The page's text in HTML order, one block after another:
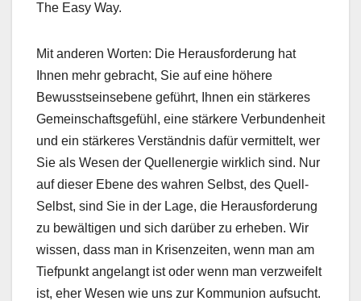
The Easy Way.
Mit anderen Worten: Die Herausforderung hat
Ihnen mehr gebracht, Sie auf eine höhere
Bewusstseinsebene geführt, Ihnen ein stärkeres
Gemeinschaftsgefühl, eine stärkere Verbundenheit
und ein stärkeres Verständnis dafür vermittelt, wer
Sie als Wesen der Quellenergie wirklich sind. Nur
auf dieser Ebene des wahren Selbst, des Quell-
Selbst, sind Sie in der Lage, die Herausforderung
zu bewältigen und sich darüber zu erheben. Wir
wissen, dass man in Krisenzeiten, wenn man am
Tiefpunkt angelangt ist oder wenn man verzweifelt
ist, eher Wesen wie uns zur Kommunion aufsucht.